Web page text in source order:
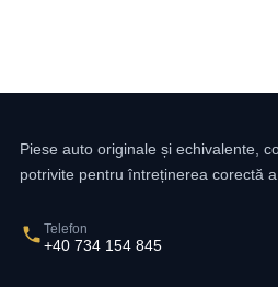
Piese auto originale și echivalente,
potrivite pentru întreținerea corectă
Telefon
+40 734 154 845